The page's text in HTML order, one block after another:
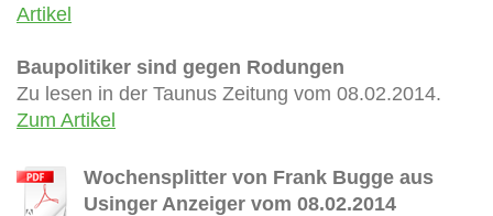
Artikel
Baupolitiker sind gegen Rodungen
Zu lesen in der Taunus Zeitung vom 08.02.2014.
Zum Artikel
Wochensplitter von Frank Bugge aus
Usinger Anzeiger vom 08.02.2014